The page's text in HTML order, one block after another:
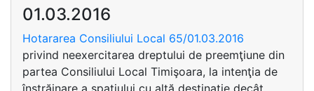
01.03.2016
Hotararea Consiliului Local 65/01.03.2016
privind neexercitarea dreptului de preemţiune din
partea Consiliului Local Timişoara, la intenţia de
înstrăinare a spaţiului cu altă destinaţie decât